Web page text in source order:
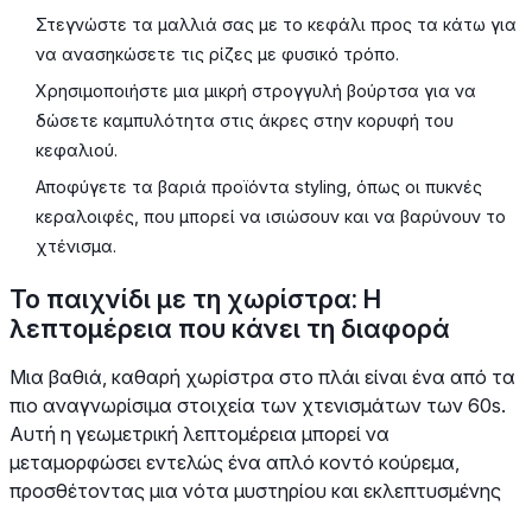
Στεγνώστε τα μαλλιά σας με το κεφάλι προς τα κάτω για
να ανασηκώσετε τις ρίζες με φυσικό τρόπο.
Χρησιμοποιήστε μια μικρή στρογγυλή βούρτσα για να
δώσετε καμπυλότητα στις άκρες στην κορυφή του
κεφαλιού.
Αποφύγετε τα βαριά προϊόντα styling, όπως οι πυκνές
κεραλοιφές, που μπορεί να ισιώσουν και να βαρύνουν το
χτένισμα.
Το παιχνίδι με τη χωρίστρα: Η
λεπτομέρεια που κάνει τη διαφορά
Μια βαθιά, καθαρή χωρίστρα στο πλάι είναι ένα από τα
πιο αναγνωρίσιμα στοιχεία των χτενισμάτων των 60s.
Αυτή η γεωμετρική λεπτομέρεια μπορεί να
μεταμορφώσει εντελώς ένα απλό κοντό κούρεμα,
προσθέτοντας μια νότα μυστηρίου και εκλεπτυσμένης